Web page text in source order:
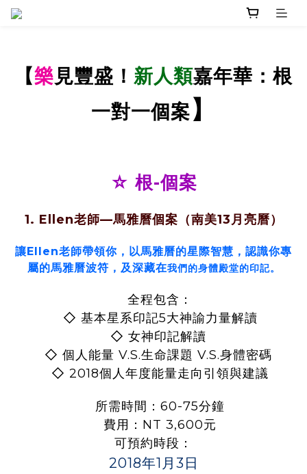
【樂見豐盛 ！ 新人類嘉年華 ：根
一對一個案 】
☆ 根-個案
1. Ellen老師—馬雅曆個案（南美13月亮曆）
讓Ellen老師帶領你，以馬雅曆的星際智慧，認識你專
屬的馬雅曆波符，及深藏在我們的身體殿堂的印記。
全程包含：
◇ 基本星系印記5大神諭力量解讀
◇ 女神印記解讀
◇ 個人能量 V.S.生命課題 V.S.身體密碼
◇ 2018個人年度能量走向引領與建議
所需時間：60-75分鐘
費用：NT 3,600元
可預約時段：
2018年1月3日